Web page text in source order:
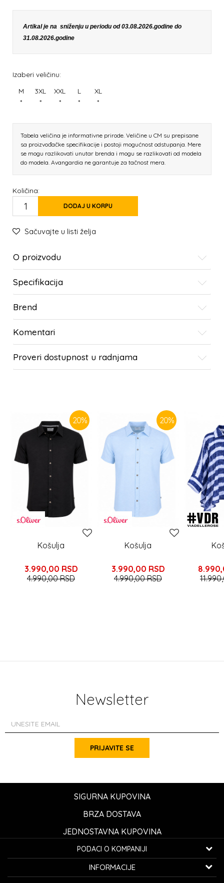
Artikal je na sniženju u periodu od 03.08.2026.godine do
31.08.2026.godine
Izaberi veličinu:
M
*
3XL
*
XXL
*
L
*
XL
*
Tabela veličina je informativne prirode. Veličine u CM su prepisane
sa proizvođačke specifikacije i postoji mogućnost odstupanja. Mere
se mogu razlikovati unutar brenda i mogu se razlikovati od modela
do modela. Avangardia ne garantuje za tačnost mera.
Količina:
DODAJ U KORPU
Sačuvajte u listi želja
O proizvodu
Specifikacija
Brend
Komentari
Proveri dostupnost u radnjama
20%
Košulja
3.990,00 RSD
4.990,00RSD
20%
Košulja
3.990,00 RSD
4.990,00RSD
Newsletter
PRIJAVITE SE
SIGURNA KUPOVINA
BRZA DOSTAVA
JEDNOSTAVNA KUPOVINA
PODACI O KOMPANIJI
K...G... Fashion d.o.o.
INFORMACIJE